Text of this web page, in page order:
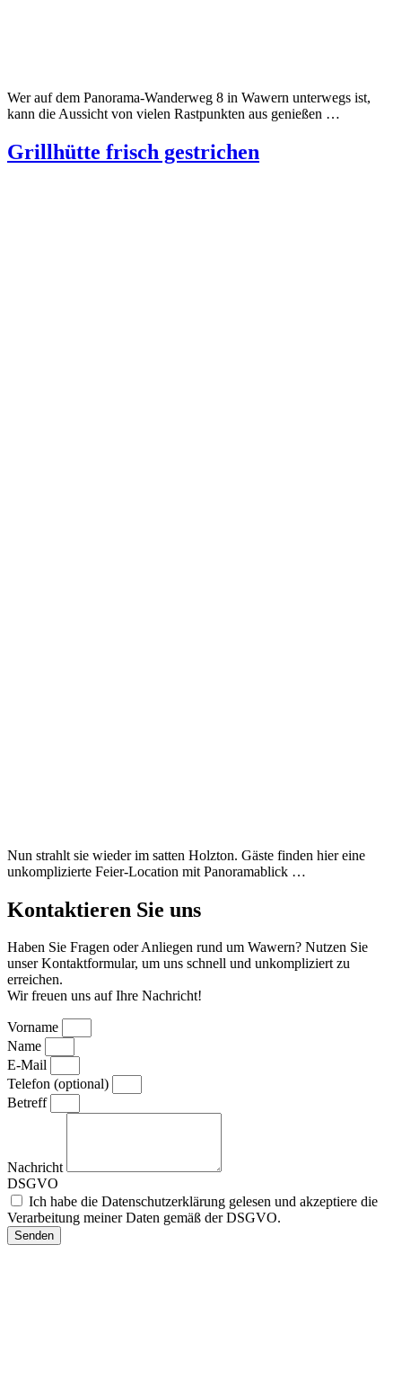
Wer auf dem Panorama-Wanderweg 8 in Wawern unterwegs ist,
kann die Aussicht von vielen Rastpunkten aus genießen …
Grillhütte frisch gestrichen
Nun strahlt sie wieder im satten Holzton. Gäste finden hier eine
unkomplizierte Feier-Location mit Panoramablick …
Kontaktieren Sie uns
Haben Sie Fragen oder Anliegen rund um Wawern? Nutzen Sie
unser Kontaktformular, um uns schnell und unkompliziert zu
erreichen.
Wir freuen uns auf Ihre Nachricht!
Vorname
Name
E-Mail
Telefon (optional)
Betreff
Nachricht
DSGVO
Ich habe die Datenschutzerklärung gelesen und akzeptiere die
Verarbeitung meiner Daten gemäß der DSGVO.
Senden